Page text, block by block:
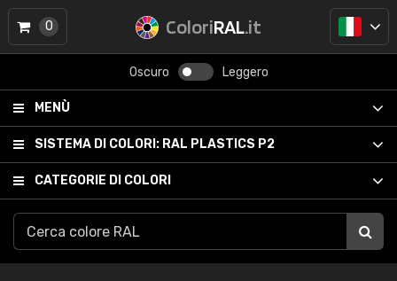
ColoriRAL.it
Oscuro Leggero
MENÙ
SISTEMA DI COLORI: RAL PLASTICS P2
CATEGORIE DI COLORI
0